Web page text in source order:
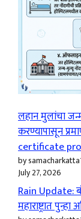
लहान मुलांचा
करण्यापासून
certificate
by
July 27, 2026
Rain Update:
महाराष्ट्रात